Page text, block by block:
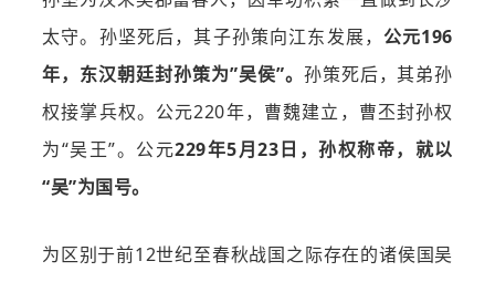
太守。孙坚死后，其子孙策向江东发展， 公元196
年，东汉朝廷封孙策为”吴侯”。 孙策死后，其弟孙
权接掌兵权。公元220年，曹魏建立，曹丕封孙权
为“吴王”。公元229年5月23日，孙权称帝，就以
“吴”为国号。
为区别于前12世纪至春秋战国之际存在的诸侯国吴